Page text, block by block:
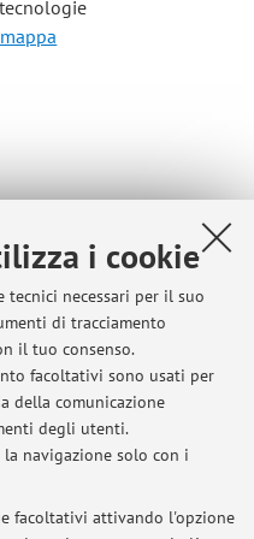
i cookie
necessari per il suo
di tracciamento
il tuo consenso.
facoltativi sono usati per
della comunicazione
degli utenti.
navigazione solo con i
facoltativi attivando l'opzione
richiesta via email